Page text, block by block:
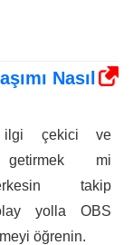
Nasıl
ilgi çekici ve
mi
takip
yolla OBS
öğrenin.